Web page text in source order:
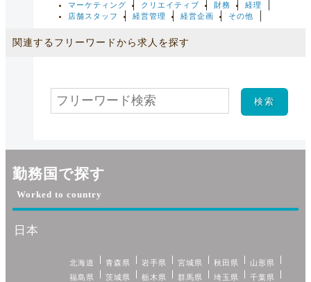
マーケティング
クリエイティブ 財務
経理
店舗スタッフ
経営管理 経営企画 その他
関連するフリーワードから求人を探す
勤務国で探す
Worked to country
日本
北海道 青森県 岩手県 宮城県 秋田県
山形県
福島県
茨城県 栃木県 群馬県 埼玉県
千葉県